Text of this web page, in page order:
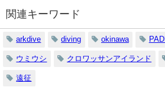
関連キーワード
arkdive diving okinawa PADI
ウミウシ クロワッサンアイランド
遠征